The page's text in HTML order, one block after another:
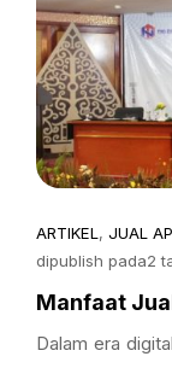
ARTIKEL , JUAL
dipublish pada2
Manfaat
Dalam era